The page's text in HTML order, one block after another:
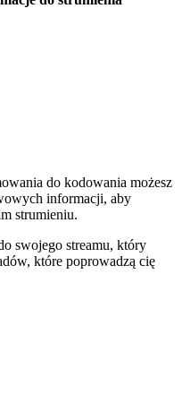
do kodowania możesz
informacji, aby
strumieniu.
swojego streamu, który
które poprowadzą cię